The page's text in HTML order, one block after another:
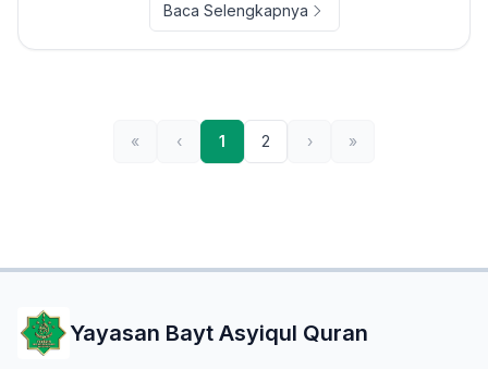
Baca Selengkapnya
« ‹ 1 2 › »
Yayasan Bayt Asyiqul Quran